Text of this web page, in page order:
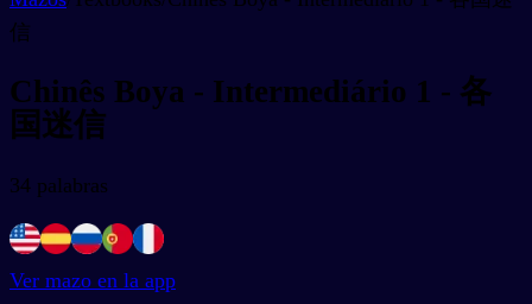
信
Chinês Boya - Intermediário 1 - 各
国迷信
34 palabras
Ver mazo en la app